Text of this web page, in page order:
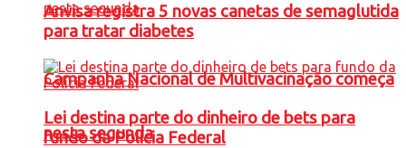
Campanha Nacional de Multivacinação começa
nesta segunda
Anvisa registra 5 novas canetas de semaglutida
para tratar diabetes
Lei destina parte do dinheiro de bets para
fundo da Polícia Federal